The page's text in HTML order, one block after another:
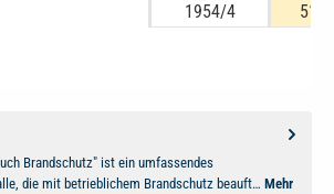
1954/4
Brandschutz" ist ein umfassendes
die mit betrieblichem Brandschutz beauft… Mehr